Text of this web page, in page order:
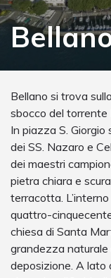
Bellano si trova
sbocco del torrente
In piazza S.
dei SS. Nazaro e
dei maestri
pietra chiara e
terracotta.
quattro-
chiesa di Santa
grandezza naturale
deposizione. A lato